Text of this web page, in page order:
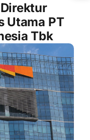
Utama PT
Tbk